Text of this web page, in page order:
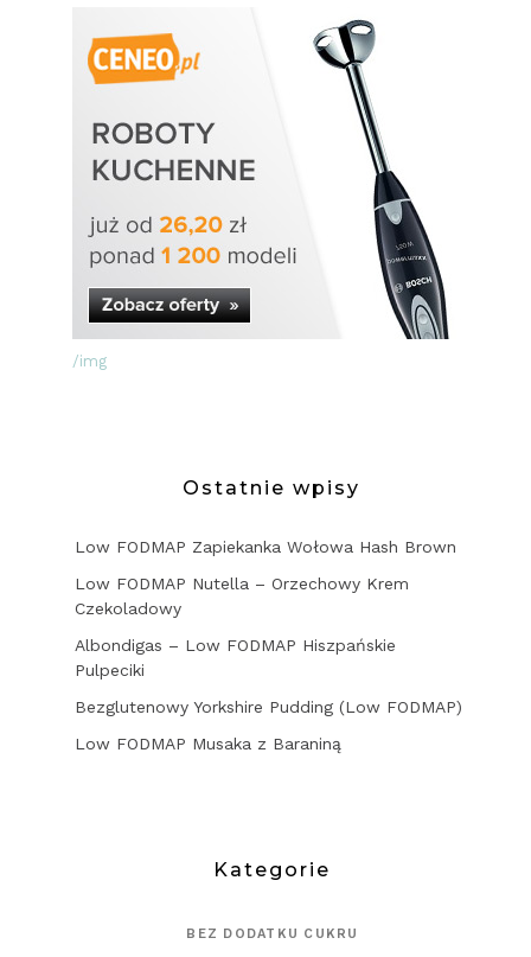
/img
Ostatnie wpisy
Low FODMAP Zapiekanka Wołowa Hash Brown
Low FODMAP Nutella – Orzechowy Krem
Czekoladowy
Albondigas – Low FODMAP Hiszpańskie
Pulpeciki
Bezglutenowy Yorkshire Pudding (Low FODMAP)
Low FODMAP Musaka z Baraniną
Kategorie
BEZ DODATKU CUKRU